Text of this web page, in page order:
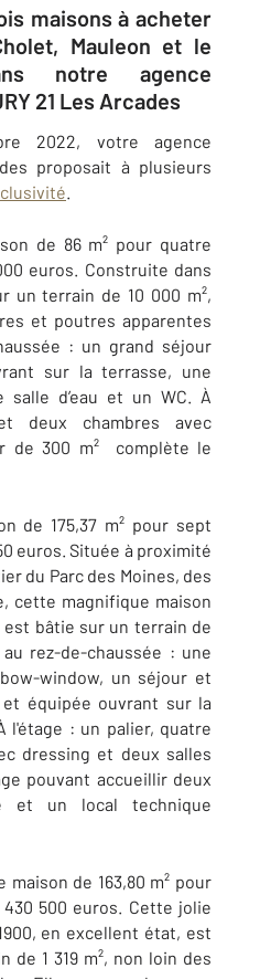
maisons à acheter
Mauleon et le
notre agence
21 Les Arcades
2022, votre agence
proposait à plusieurs
de 86 m² pour quatre
euros. Construite dans
un terrain de 10 000 m²,
et poutres apparentes
: un grand séjour
sur la terrasse, une
salle d’eau et un WC. À
deux chambres avec
de 300 m² complète le
de 175,37 m² pour sept
euros. Située à proximité
du Parc des Moines, des
cette magnifique maison
bâtie sur un terrain de
rez-de-chaussée : une
window, un séjour et
équipée ouvrant sur la
l'étage : un palier, quatre
dressing et deux salles
pouvant accueillir deux
et un local technique
de 163,80 m² pour
500 euros. Cette jolie
en excellent état, est
1 319 m², non loin des